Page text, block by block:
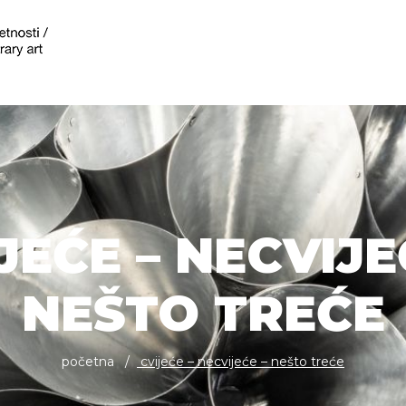
–
NEŠTO TREĆE
početna cvijeće – necvijeće – nešto treće